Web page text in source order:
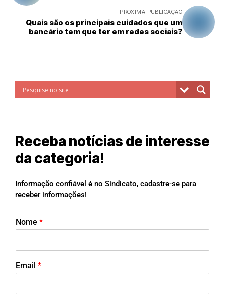
PRÓXIMA PUBLICAÇÃO
Quais são os principais cuidados que um
bancário tem que ter em redes sociais?
Receba notícias de interesse
da categoria!
Informação confiável é no Sindicato, cadastre-se para
receber informações!
Nome *
Email *